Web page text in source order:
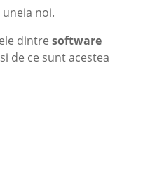
noi.
dintresoftware
si de ce sunt acestea